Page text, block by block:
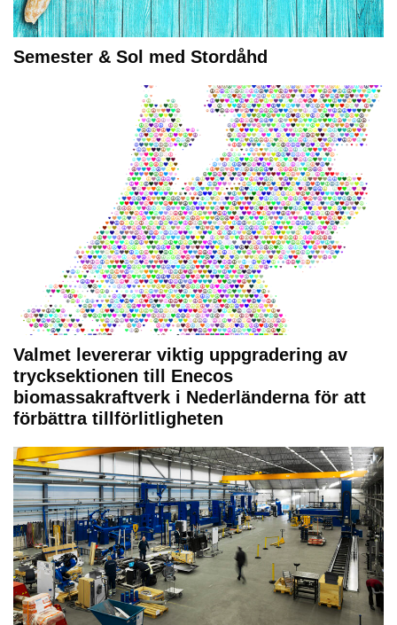
Semester & Sol med Stordåhd
Valmet levererar viktig uppgradering av
trycksektionen till Enecos
biomassakraftverk i Nederländerna för att
förbättra tillförlitligheten